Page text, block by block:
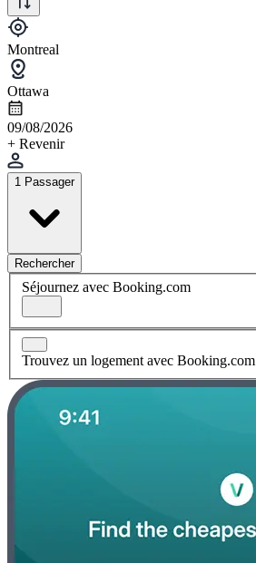
Montreal
Ottawa
09/08/2026
+ Revenir
1 Passager
Rechercher
Séjournez avec Booking.com
Trouvez un logement avec Booking.com